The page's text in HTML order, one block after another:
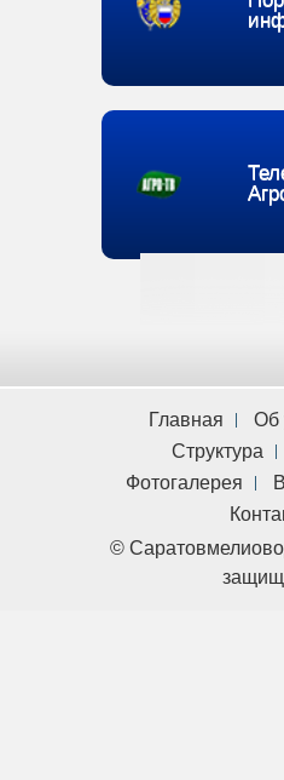
Главная
Об
Структура
Фотогалерея
©